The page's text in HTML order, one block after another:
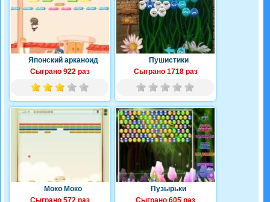
Японский арканоид
Сыграно 922 раз
Пушистики
Сыграно 1718 раз
Моко Моко
Сыграно 572 раз
Пузырьки
Сыграно 605 раз